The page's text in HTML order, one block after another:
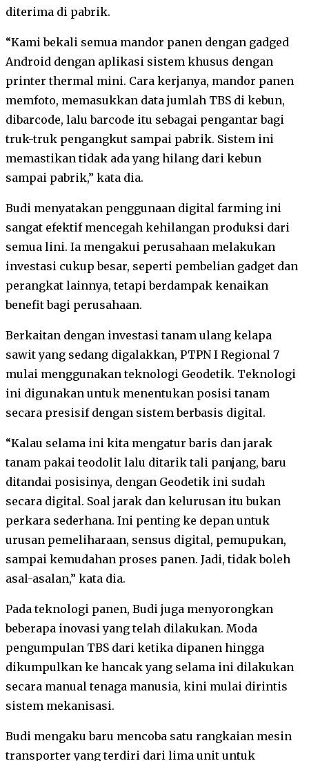
diterima di pabrik.
“Kami bekali semua mandor panen dengan gadged
Android dengan aplikasi sistem khusus dengan
printer thermal mini. Cara kerjanya, mandor panen
memfoto, memasukkan data jumlah TBS di kebun,
dibarcode, lalu barcode itu sebagai pengantar bagi
truk-truk pengangkut sampai pabrik. Sistem ini
memastikan tidak ada yang hilang dari kebun
sampai pabrik,” kata dia.
Budi menyatakan penggunaan digital farming ini
sangat efektif mencegah kehilangan produksi dari
semua lini. Ia mengakui perusahaan melakukan
investasi cukup besar, seperti pembelian gadget dan
perangkat lainnya, tetapi berdampak kenaikan
benefit bagi perusahaan.
Berkaitan dengan investasi tanam ulang kelapa
sawit yang sedang digalakkan, PTPN I Regional 7
mulai menggunakan teknologi Geodetik. Teknologi
ini digunakan untuk menentukan posisi tanam
secara presisif dengan sistem berbasis digital.
“Kalau selama ini kita mengatur baris dan jarak
tanam pakai teodolit lalu ditarik tali panjang, baru
ditandai posisinya, dengan Geodetik ini sudah
secara digital. Soal jarak dan kelurusan itu bukan
perkara sederhana. Ini penting ke depan untuk
urusan pemeliharaan, sensus digital, pemupukan,
sampai kemudahan proses panen. Jadi, tidak boleh
asal-asalan,” kata dia.
Pada teknologi panen, Budi juga menyorongkan
beberapa inovasi yang telah dilakukan. Moda
pengumpulan TBS dari ketika dipanen hingga
dikumpulkan ke hancak yang selama ini dilakukan
secara manual tenaga manusia, kini mulai dirintis
sistem mekanisasi.
Budi mengaku baru mencoba satu rangkaian mesin
transporter yang terdiri dari lima unit untuk